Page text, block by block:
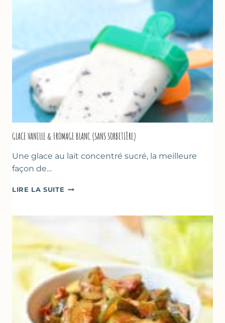
GLACE VANILLE & FROMAGE BLANC (SANS SORBETIÈRE)
Une glace au lait concentré sucré, la meilleure
façon de…
LIRE LA SUITE GLACE